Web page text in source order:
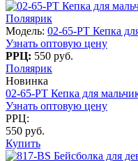
Поляярик
Модель: 02-65-PT Кепка
Узнать оптовую цену
РРЦ: 550 руб.
Поляярик
Новинка
02-65-PT Кепка для
Узнать оптовую цену
РРЦ:
550 руб.
Купить